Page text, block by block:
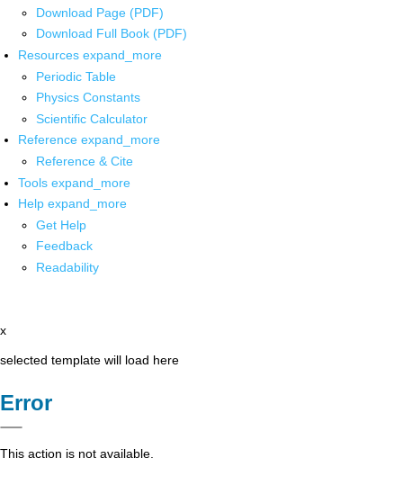
Download Page (PDF)
Download Full Book (PDF)
Resources expand_more
Periodic Table
Physics Constants
Scientific Calculator
Reference expand_more
Reference & Cite
Tools expand_more
Help expand_more
Get Help
Feedback
Readability
x
selected template will load here
Error
This action is not available.